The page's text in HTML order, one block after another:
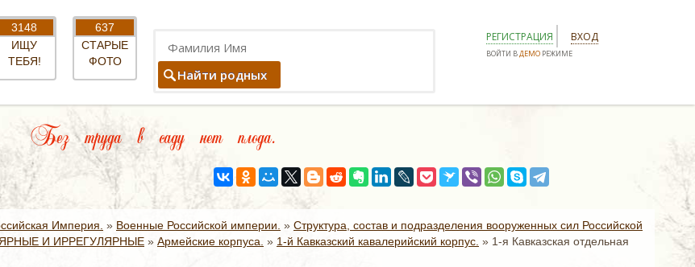
3148
ИЩУ
ТЕБЯ!
637
СТАРЫЕ
ФОТО
Найти родных
РЕГИСТРАЦИЯ ВХОД
ВОЙТИ ВДЕМО РЕЖИМЕ
Без труда в саду нет плода.
Империя. » Военные Российской империи. » Структура, состав и подразделения вооруженных сил Российской
И ИРРЕГУЛЯРНЫЕ » Армейские корпуса. » 1-й Кавказский кавалерийский корпус. » 1-я Кавказская отдельная